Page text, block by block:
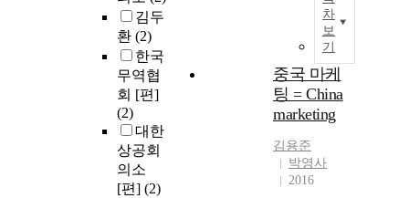
김두
환 (2)
한국
무역협
회 [편]
(2)
대한
상공회
의소
[편] (2)
차
보
기
중국 마케
팅 = China
marketing
김용준
박영사
2016